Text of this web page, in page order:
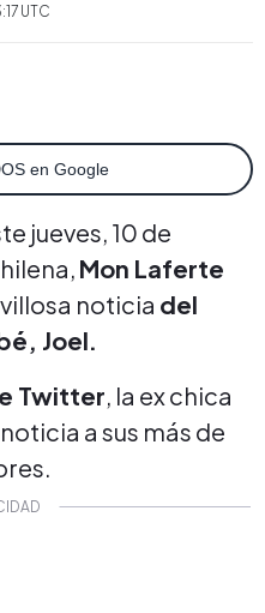
UTC
en Google
jueves, 10 de
Mon Laferte
noticia del
Joel.
Twitter, la ex chica
a sus más de